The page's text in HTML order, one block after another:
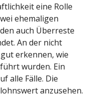
eine Rolle
ehemaligen
auch Überreste
An der nicht
erkennen, wie
wurden. Ein
alle Fälle. Die
anzusehen.